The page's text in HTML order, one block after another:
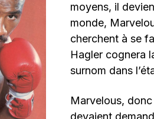
moyens, il
monde,
cherchent à se
Hagler cognera
surnom dans
Marvelous, donc
devaient